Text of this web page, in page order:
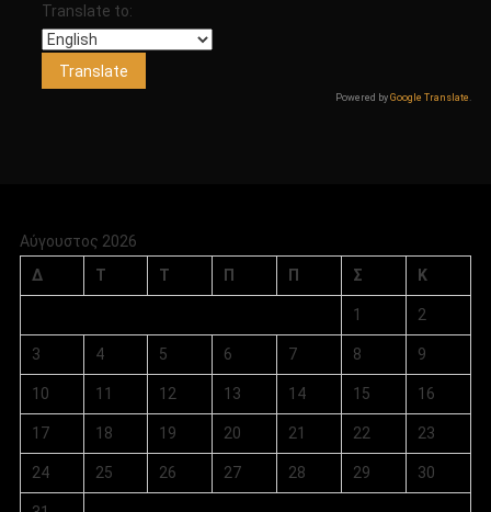
Translate to:
Powered byGoogle Translate .
Αύγουστος 2026
Δ
Τ Τ Π Π Σ Κ
1 2
3 4 5 6 7 8 9
10 11 12 13 14 15 16
17 18 19 20 21 22 23
24 25 26 27 28 29 30